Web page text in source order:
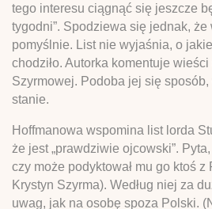
tego interesu ciągnąć się jeszcze
tygodni”. Spodziewa się jednak,
pomyślnie. List nie wyjaśnia, o
chodziło. Autorka komentuje
Szyrmowej. Podoba jej się
stanie.
Hoffmanowa wspomina list lorda
że jest „prawdziwie ojcowski”.
czy może podyktował mu go ktoś z
Krystyn Szyrma). Według niej za
uwag, jak na osobę spoza Polski.